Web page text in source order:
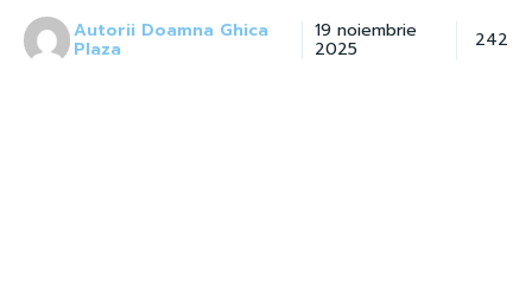
Autorii Doamna Ghica
Plaza
19 noiembrie
2025 242